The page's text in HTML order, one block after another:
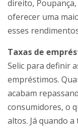
direito,
oferecer uma
esses
Taxas de
Selic para definir
empréstimos.
acabam
consumidores, o
altos. Já quando